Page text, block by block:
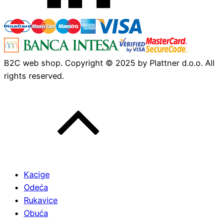
B2C web shop. Copyright © 2025 by Plattner d.o.o. All
rights reserved.
Kacige
Odeća
Rukavice
Obuća